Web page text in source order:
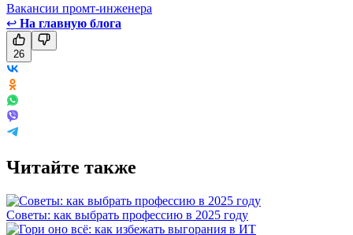
Вакансии промт-инженера
↩ На главную блога
26
Читайте также
Советы: как выбрать профессию в 2025 году